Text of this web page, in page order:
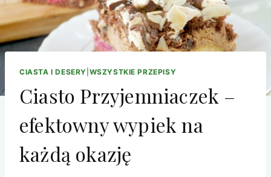
CIASTA I DESERY WSZYSTKIE PRZEPISY
Ciasto Przyjemniaczek –
efektowny wypiek na
każdą okazję